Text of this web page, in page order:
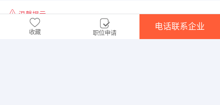
温馨提示
1、本平台仅供信息发布，不会收取押金、保证金！
www.sqld.cn上看到该招聘信息的！
收藏 职位申请
电话联系企业